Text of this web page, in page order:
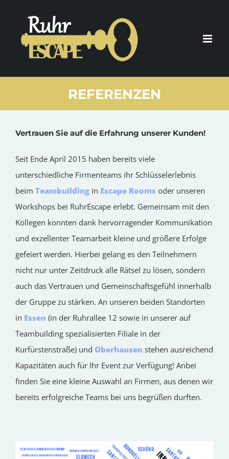
springen
REFERENZEN
Vertrauen Sie auf die Erfahrung unserer Kunden!
Seit Ende April 2015 haben bereits viele
unterschiedliche Firmenteams ihr Schlüsselerlebnis
beim Teambuilding in Escape Rooms oder unseren
Workshops bei RuhrEscape erlebt. Gemeinsam mit den
Kollegen konnten dank hervorragender Kommunikation
und exzellenter Teamarbeit kleine und größere Erfolge
gefeiert werden. Hierbei gelang es den Teilnehmern
nicht nur unter Zeitdruck alle Rätsel zu lösen, sondern
auch das Vertrauen und Gemeinschaftsgefühl innerhalb
der Gruppe zu stärken. An unseren beiden Standorten
in Essen (in der Ruhrallee 12 sowie in unserer auf
Teambuilding spezialisierten Filiale in der
Kurfürstenstraße) und Oberhausen stehen ausreichend
Kapazitäten auch für Ihr Event zur Verfügung! Anbei
finden Sie eine kleine Auswahl an Firmen, aus denen wir
bereits erfolgreiche Teams bei uns begrüßen durften.